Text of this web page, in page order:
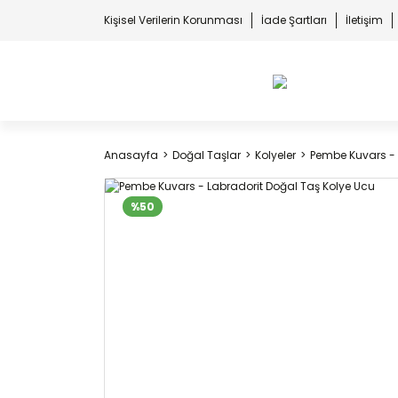
Kişisel Verilerin Korunması İade Şartları İletişim
Anasayfa Doğal Taşlar Kolyeler Pembe Kuvars
%50